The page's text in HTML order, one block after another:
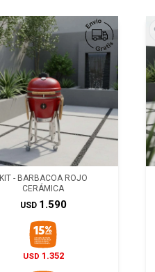
KIT - BARBACOA ROJO
CERÁMICA
USD 1.590
USD 1.352